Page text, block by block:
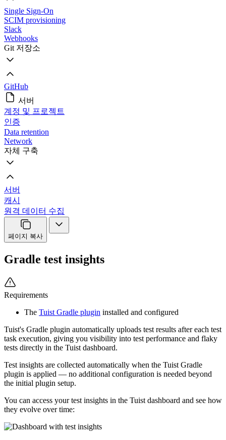
Single Sign-On
SCIM provisioning
Slack
Webhooks
Git 저장소
GitHub
서버
계정 및 프로젝트
인증
Data retention
Network
자체 구축
서버
캐시
원격 데이터 수집
페이지 복사
Gradle test insights
Requirements
The Tuist Gradle plugin installed and configured
Tuist's Gradle plugin automatically uploads test results after each test
task execution, giving you visibility into test performance and flaky
tests directly in the Tuist dashboard.
Test insights are collected automatically when the Tuist Gradle
plugin is applied — no additional configuration is needed beyond
the initial plugin setup.
You can access your test insights in the Tuist dashboard and see how
they evolve over time: